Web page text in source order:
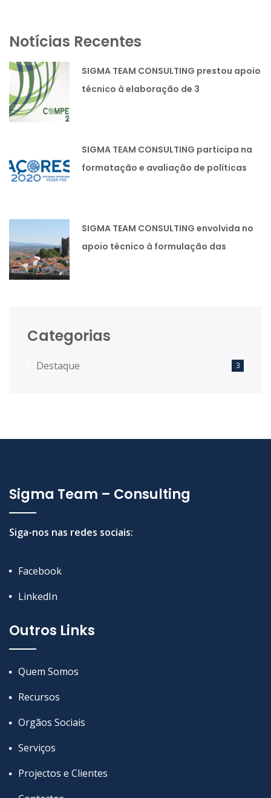
Notícias Recentes
SIGMA TEAM CONSULTING prestou apoio
técnico à elaboração de 3
SIGMA TEAM CONSULTING participa na
formatação e avaliação de políticas
SIGMA TEAM CONSULTING envolvida no
apoio técnico à formulação das
Categorias
Destaque 3
Sigma Team – Consulting
Siga-nos nas redes sociais:
Facebook
LinkedIn
Outros Links
Quem Somos
Recursos
Orgãos Sociais
Serviços
Projectos e Clientes